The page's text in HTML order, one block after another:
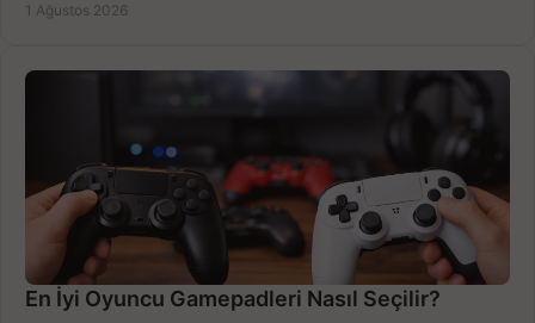
1 Ağustos 2026
En İyi Oyuncu Gamepadleri Nasıl Seçilir?